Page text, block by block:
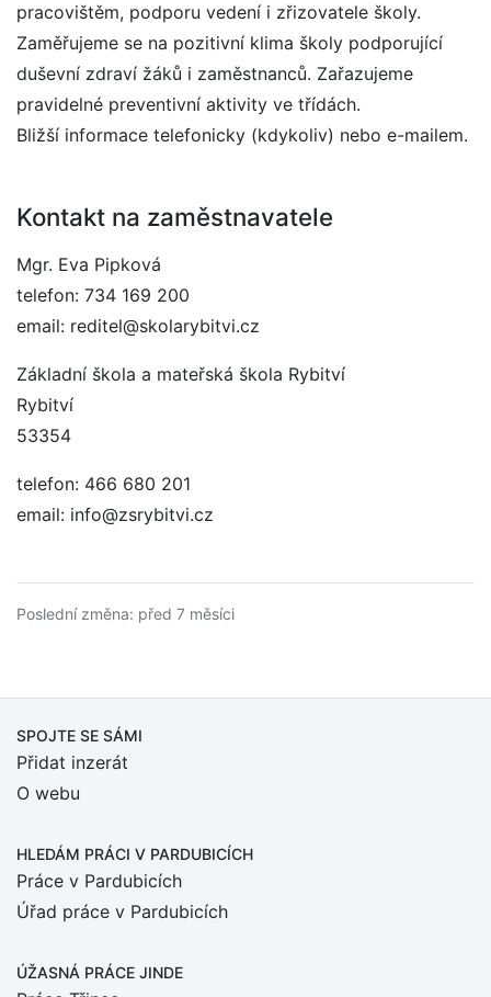
pracovištěm, podporu vedení i zřizovatele školy.
Zaměřujeme se na pozitivní klima školy podporující
duševní zdraví žáků i zaměstnanců. Zařazujeme
pravidelné preventivní aktivity ve třídách.
Bližší informace telefonicky (kdykoliv) nebo e-mailem.
Kontakt na zaměstnavatele
Mgr. Eva Pipková
telefon: 734 169 200
email: reditel@skolarybitvi.cz
Základní škola a mateřská škola Rybitví
Rybitví
53354
telefon: 466 680 201
email: info@zsrybitvi.cz
Poslední změna: před 7 měsíci
SPOJTE SE SÁMI
Přidat inzerát
O webu
HLEDÁM PRÁCI V PARDUBICÍCH
Práce v Pardubicích
Úřad práce v Pardubicích
ÚŽASNÁ PRÁCE JINDE